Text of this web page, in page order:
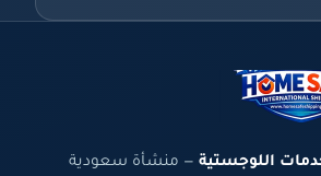
اللوجستية — منشأة سعودية